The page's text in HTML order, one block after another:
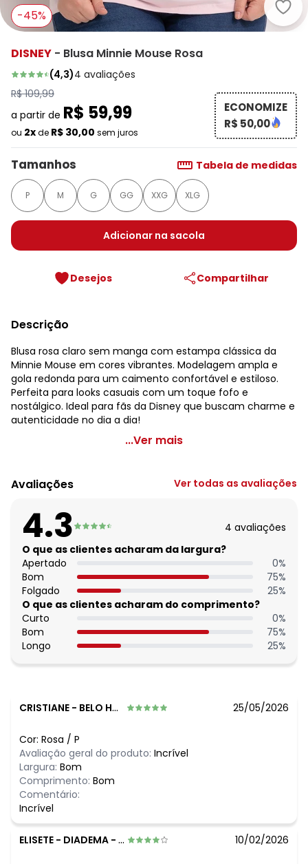
-45%
DISNEY - Blusa Minnie Mouse Rosa
(4,3)4 avaliações
R$ 109,99
a partir de R$ 59,99
ou 2xde R$ 30,00 sem juros
ECONOMIZE
R$ 50,00
Tamanhos Tabela de medidas
P M G GG XXG XLG
Adicionar na sacola
Desejos Compartilhar
Descrição
Blusa rosa claro sem manga com estampa clássica da
Minnie Mouse em cores vibrantes. Modelagem ampla e
gola redonda para um caimento confortável e estiloso.
Perfeita para looks casuais com um toque fofo e
nostálgico. Ideal para fãs da Disney que buscam charme e
autenticidade no dia a dia!
Disney - Blusa Minnie Mouse Rosa
Comprimento da manga: Curta
Forro: Não
Decote frente: Redondo
Decote costas: Redondo
Fornecedor: FAKINI MALHAS LTDA / CNPJ 50.821.880/0018-8
Feito: Brasil
Cuidados para conservação do produto: Temperatura
Máxima De Lavagem 30 C Não Alvejar Não Secar Em
Tambor Não Limpar A Seco Não Deixar De Molho Não
Passar Sobre A Estampa E/Ou Bordado Se Houver
Tecido: Meia malha
Composição: 100% algodão
...Ver mais
Avaliações Ver todas as avaliações
4.3 4 avaliações
O que as clientes acharam da largura?
Apertado
0%
Bom
75%
Folgado
25%
O que as clientes acharam do comprimento?
Curto
0%
Bom
75%
Longo
25%
CRISTIANE - BELO HORIZONTE - MG 25/05/2026
Cor: Rosa / P
Avaliação geral do produto: Incrível
Largura: Bom
Comprimento: Bom
Comentário:
Incrível
ELISETE - DIADEMA - SP 10/02/2026